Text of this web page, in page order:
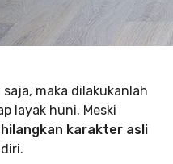
maka dilakukanlah
layak huni. Meski
karakter asli